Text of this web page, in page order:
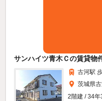
サンハイツ青木Ｃの賃貸物
古河駅
茨城県
2階建 / 34年